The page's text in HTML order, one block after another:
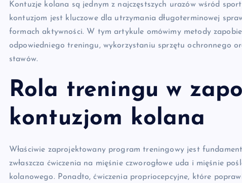
Kontuzje kolana są jednym z najczęstszych urazów wśród
kontuzjom jest kluczowe dla utrzymania długoterminowej
formach aktywności. W tym artykule omówimy metody
odpowiedniego treningu, wykorzystaniu sprzętu ochronnego
stawów.
Rola treningu w
kontuzjom kolana
Właściwie zaprojektowany program treningowy jest
zwłaszcza ćwiczenia na mięśnie czworogłowe uda i mięśnie
kolanowego. Ponadto, ćwiczenia propriocepcyjne, które